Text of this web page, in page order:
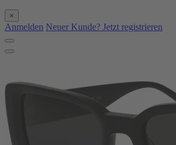
×
Anmelden Neuer Kunde? Jetzt registrieren